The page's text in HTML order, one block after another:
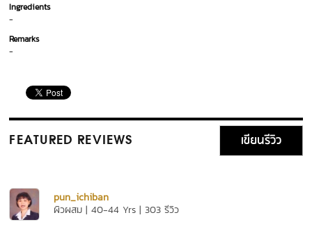
Ingredients
-
Remarks
-
FEATURED REVIEWS เขียนรีวิว
pun_ichiban
ผิวผสม | 40-44 Yrs | 303 รีวิว